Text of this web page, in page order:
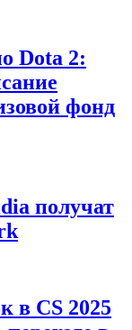
Dota 2:
фонд
получат
в CS 2025